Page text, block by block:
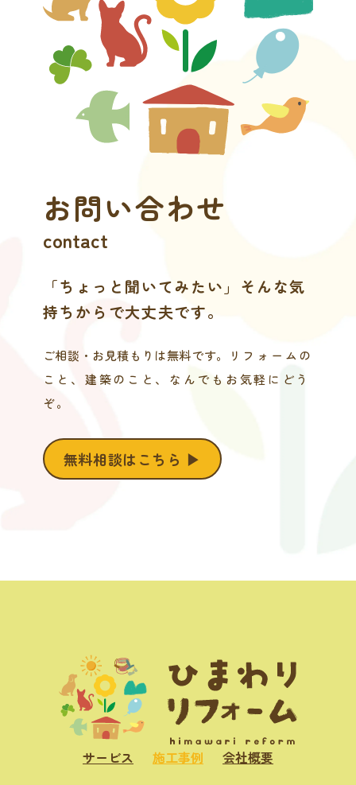
お問い合わせ
contact
「ちょっと聞いてみたい」そんな気
持ちからで大丈夫です。
ご相談・お見積もりは無料です。
リフォームの
こと、建築のこと、なんでもお気軽にどう
ぞ。
無料相談はこちら ▶︎
サービス 施工事例 会社概要